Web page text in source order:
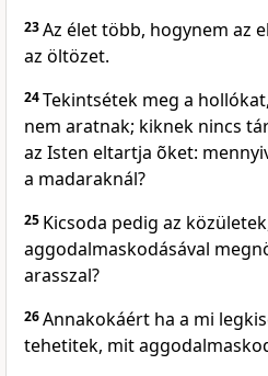
23Az élet több, hogynem az
az öltözet.
24Tekintsétek meg a
nem aratnak; kiknek nincs
az Isten eltartja õket:
a madaraknál?
25 Kicsoda pedig az
aggodalmaskodásával
arasszal?
26Annakokáért ha a mi
tehetitek, mit